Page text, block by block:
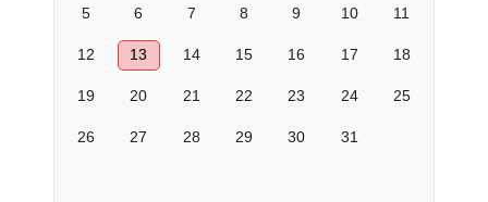
5 6 7 8 9 10 11
12 13 14 15 16 17 18
19 20 21 22 23 24 25
26 27 28 29 30 31